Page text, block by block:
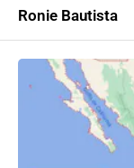
Ronie Bautista